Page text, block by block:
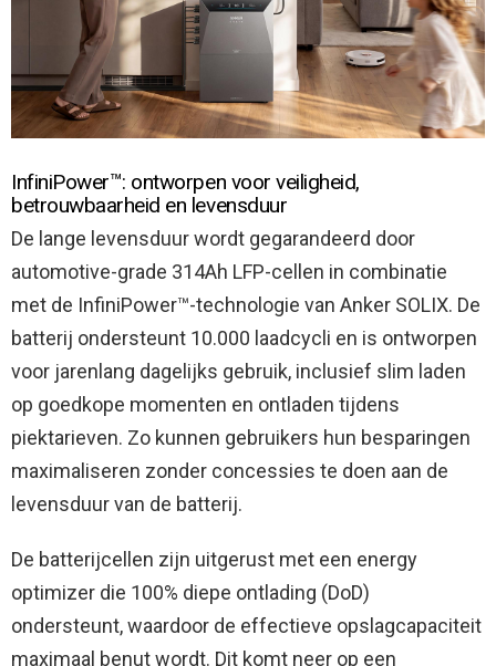
InfiniPower™: ontworpen voor veiligheid,
betrouwbaarheid en levensduur
De lange levensduur wordt gegarandeerd door
automotive-grade 314Ah LFP-cellen in combinatie
met de InfiniPower™-technologie van Anker SOLIX. De
batterij ondersteunt 10.000 laadcycli en is ontworpen
voor jarenlang dagelijks gebruik, inclusief slim laden
op goedkope momenten en ontladen tijdens
piektarieven. Zo kunnen gebruikers hun besparingen
maximaliseren zonder concessies te doen aan de
levensduur van de batterij.
De batterijcellen zijn uitgerust met een energy
optimizer die 100% diepe ontlading (DoD)
ondersteunt, waardoor de effectieve opslagcapaciteit
maximaal benut wordt. Dit komt neer op een